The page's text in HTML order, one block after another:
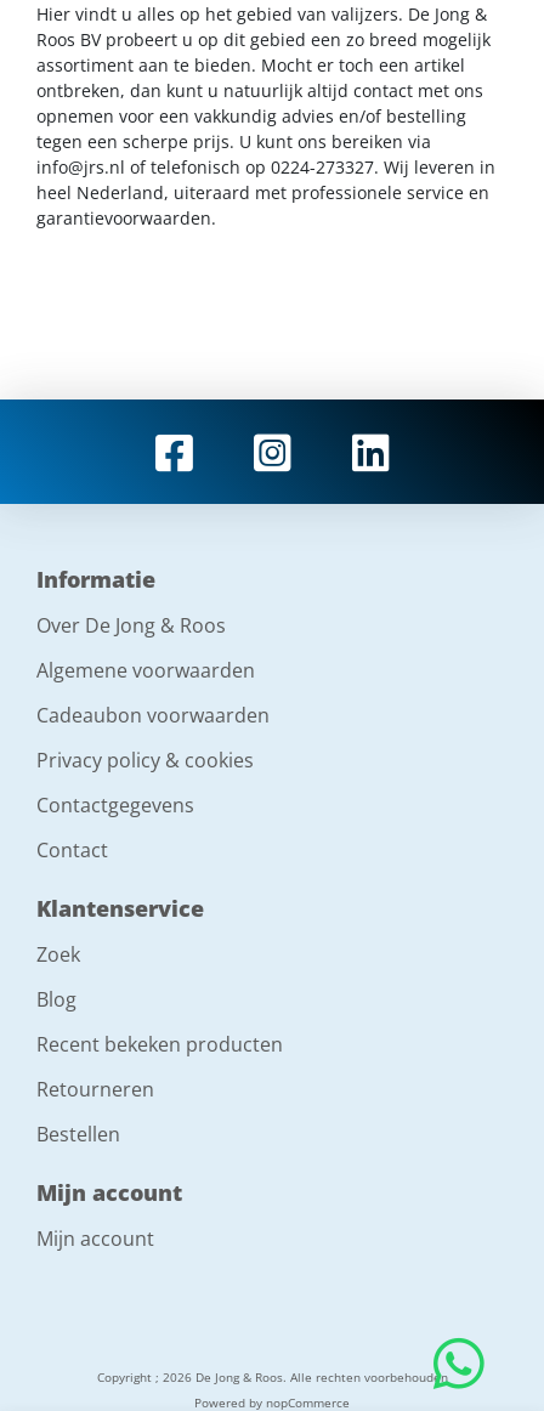
Hier vindt u alles op het gebied van valijzers. De Jong &
Roos BV probeert u op dit gebied een zo breed mogelijk
assortiment aan te bieden. Mocht er toch een artikel
ontbreken, dan kunt u natuurlijk altijd contact met ons
opnemen voor een vakkundig advies en/of bestelling
tegen een scherpe prijs. U kunt ons bereiken via
info@jrs.nl of telefonisch op 0224-273327. Wij leveren in
heel Nederland, uiteraard met professionele service en
garantievoorwaarden.
Informatie
Over De Jong & Roos
Algemene voorwaarden
Cadeaubon voorwaarden
Privacy policy & cookies
Contactgegevens
Contact
Klantenservice
Zoek
Blog
Recent bekeken producten
Retourneren
Bestellen
Mijn account
Mijn account
Copyright ; 2026 De Jong & Roos. Alle rechten voorbehouden
Powered by nopCommerce